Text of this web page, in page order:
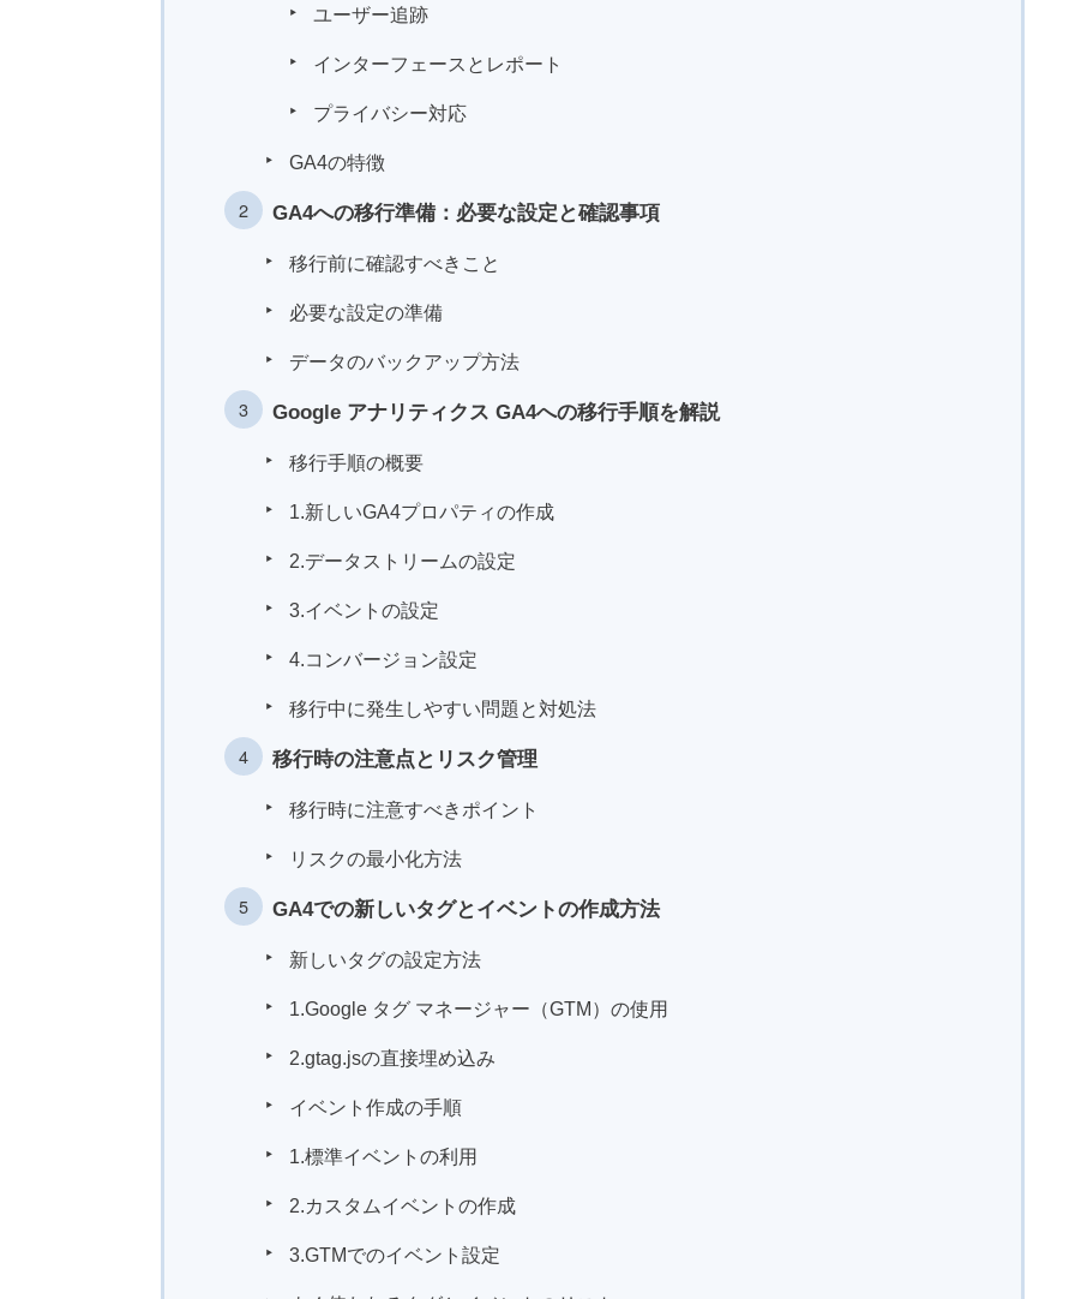
ユーザー追跡
インターフェースとレポート
プライバシー対応
GA4の特徴
GA4への移行準備：必要な設定と確認事項
移行前に確認すべきこと
必要な設定の準備
データのバックアップ方法
Google アナリティクス GA4への移行手順を解説
移行手順の概要
1.新しいGA4プロパティの作成
2.データストリームの設定
3.イベントの設定
4.コンバージョン設定
移行中に発生しやすい問題と対処法
移行時の注意点とリスク管理
移行時に注意すべきポイント
リスクの最小化方法
GA4での新しいタグとイベントの作成方法
新しいタグの設定方法
1.Google タグ マネージャー（GTM）の使用
2.gtag.jsの直接埋め込み
イベント作成の手順
1.標準イベントの利用
2.カスタムイベントの作成
3.GTMでのイベント設定